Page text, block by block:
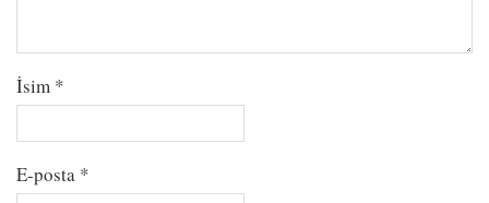
İsim *
E-posta *